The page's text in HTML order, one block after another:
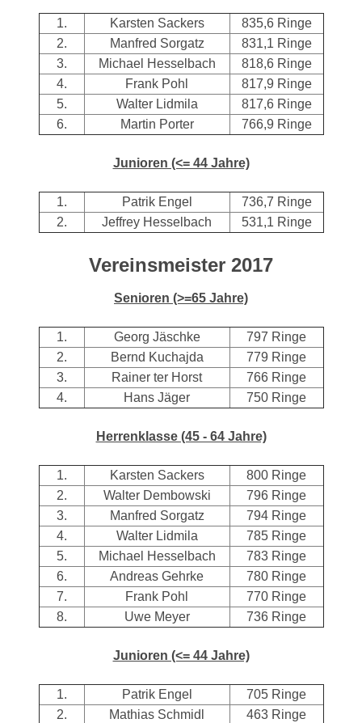
1. Karsten Sackers
835,6 Ringe
2.
Manfred Sorgatz
831,1 Ringe
3.
Michael Hesselbach
818,6 Ringe
4.
Frank Pohl
817,9 Ringe
5.
Walter Lidmila
817,6 Ringe
6.
Martin Porter 766,9 Ringe
Junioren (<= 44 Jahre)
1. Patrik Engel
736,7 Ringe
2.
Jeffrey Hesselbach 531,1 Ringe
Vereinsmeister 2017
Senioren (>=65 Jahre)
1. Georg Jäschke
797 Ringe
2.
Bernd Kuchajda
779 Ringe
3.
Rainer ter Horst
766 Ringe
4.
Hans Jäger 750 Ringe
Herrenklasse (45 - 64 Jahre)
1. Karsten Sackers
800 Ringe
2.
Walter Dembowski
796 Ringe
3.
Manfred Sorgatz
794 Ringe
4.
Walter Lidmila
785 Ringe
5.
Michael Hesselbach
783 Ringe
6.
Andreas Gehrke
780 Ringe
7.
Frank Pohl
770 Ringe
8.
Uwe Meyer 736 Ringe
Junioren (<= 44 Jahre)
1. Patrik Engel
705 Ringe
2.
Mathias Schmidl 463 Ringe